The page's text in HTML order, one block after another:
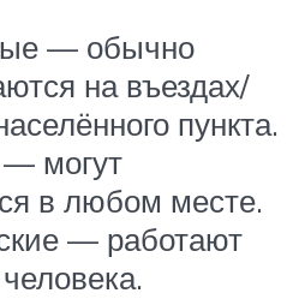
— обычно
на въездах/
пункта.
могут
в любом месте.
— работают